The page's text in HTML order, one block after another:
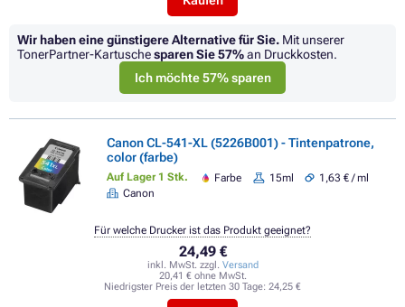
Wir haben eine günstigere Alternative für Sie. Mit unserer
TonerPartner-Kartuschesparen Sie57%an Druckkosten.
Ich möchte 57% sparen
Canon CL-541-XL (5226B001) - Tintenpatrone,
color (farbe)
Auf Lager 1 Stk. Farbe 15ml
1,63 € / ml
Canon
24,49 €
inkl. MwSt. zzgl. Versand
20,41 € ohne MwSt.
Niedrigster Preis der letzten 30 Tage: 24,25 €
Für welche Drucker ist das Produkt geeignet?